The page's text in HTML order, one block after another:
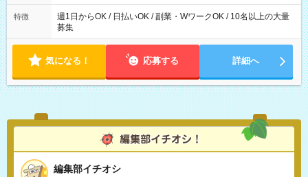
特徴
週1日からOK / 日払いOK / 副業・WワークOK / 10名以上の大量
募集
気になる！ 応募する 詳細へ
編集部イチオシ